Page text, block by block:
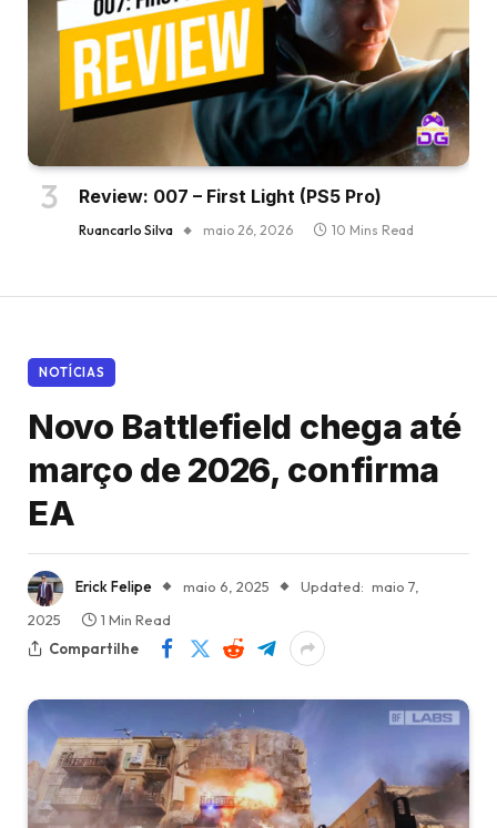
Review: 007 – First Light (PS5 Pro)
Ruancarlo Silva maio 26, 2026 10 Mins Read
NOTÍCIAS
Novo Battlefield chega até
março de 2026, confirma
EA
Erick Felipe maio 6, 2025 Updated: maio 7,
2025
1 Min Read
Compartilhe